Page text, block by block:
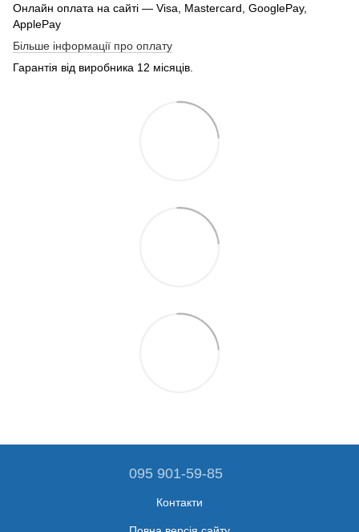
Онлайн оплата на сайті — Visa, Mastercard, GooglePay,
ApplePay
Більше інформації про оплату
Гарантія від виробника 12 місяців.
095 901-59-85
Контакти